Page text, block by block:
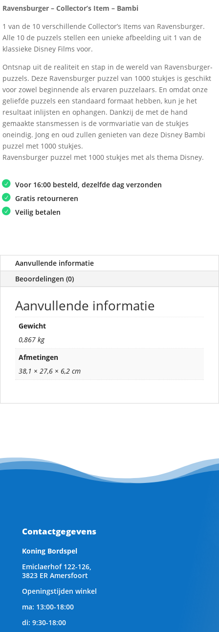
Ravensburger – Collector’s Item – Bambi
1 van de 10 verschillende Collector’s Items van Ravensburger.
Alle 10 de puzzels stellen een unieke afbeelding uit 1 van de
klassieke Disney Films voor.
Ontsnap uit de realiteit en stap in de wereld van Ravensburger-
puzzels. Deze Ravensburger puzzel van 1000 stukjes is geschikt
voor zowel beginnende als ervaren puzzelaars. En omdat onze
geliefde puzzels een standaard formaat hebben, kun je het
resultaat inlijsten en ophangen. Dankzij de met de hand
gemaakte stansmessen is de vormvariatie van de stukjes
oneindig. Jong en oud zullen genieten van deze Disney Bambi
puzzel met 1000 stukjes.
Ravensburger puzzel met 1000 stukjes met als thema Disney.
Voor 16:00 besteld, dezelfde dag verzonden
Gratis retourneren
Veilig betalen
Aanvullende informatie
Beoordelingen (0)
Aanvullende informatie
Gewicht
0,867 kg
Afmetingen
38,1 × 27,6 × 6,2 cm
Contactgegevens
Koning Bordspel
Emiclaerhof 122-126,
3823 ER Amersfoort
Openingstijden winkel
ma: 13:00-18:00
di: 9:30-18:00